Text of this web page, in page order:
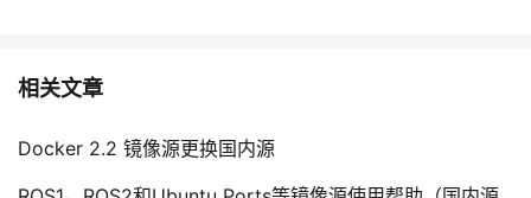
相关文章
Docker 2.2 镜像源更换国内源